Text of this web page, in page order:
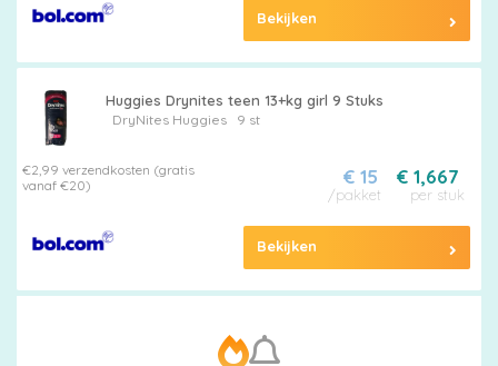
Bekijken
Huggies Drynites teen 13+kg girl 9 Stuks
DryNites Huggies 9 st
€2,99 verzendkosten (gratis
vanaf €20)
€ 1,667
per stuk
€ 15
/pakket
Bekijken